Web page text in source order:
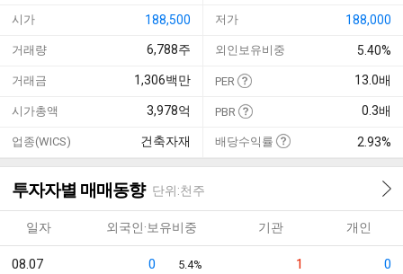
시가 188,500 저가 188,000
거래량 6,788주 외인보유비중 5.40%
거래금 1,306백만 PER 13.0배
시가총액 3,978억 PBR 0.3배
업종(WICS) 건축자재 배당수익률 2.93%
투자자별 매매동향 단위:천주
일자 외국인·보유비중 기관 개인
08.07 0 5.4% 1 0